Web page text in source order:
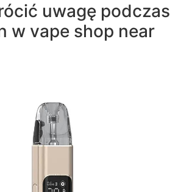
uwagę podczas
w vape shop near